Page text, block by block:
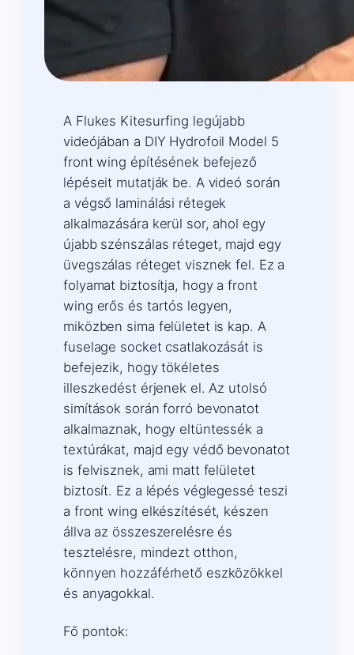
A Flukes Kitesurfing legújabb
videójában a DIY Hydrofoil Model 5
front wing építésének befejező
lépéseit mutatják be. A videó során
a végső laminálási rétegek
alkalmazására kerül sor, ahol egy
újabb szénszálas réteget, majd egy
üvegszálas réteget visznek fel. Ez a
folyamat biztosítja, hogy a front
wing erős és tartós legyen,
miközben sima felületet is kap. A
fuselage socket csatlakozását is
befejezik, hogy tökéletes
illeszkedést érjenek el. Az utolsó
simítások során forró bevonatot
alkalmaznak, hogy eltüntessék a
textúrákat, majd egy védő bevonatot
is felvisznek, ami matt felületet
biztosít. Ez a lépés véglegessé teszi
a front wing elkészítését, készen
állva az összeszerelésre és
tesztelésre, mindezt otthon,
könnyen hozzáférhető eszközökkel
és anyagokkal.
Fő pontok: